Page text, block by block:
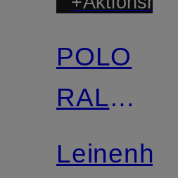
POLO
RALPH
LAUREN